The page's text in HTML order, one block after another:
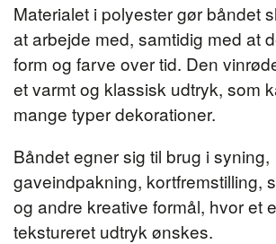
Materialet i polyester gør båndet
at arbejde med, samtidig med at
form og farve over tid. Den
et varmt og klassisk udtryk, som
mange typer dekorationer.
Båndet egner sig til brug i syning,
gaveindpakning, kortfremstilling,
og andre kreative formål, hvor et
tekstureret udtryk ønskes.